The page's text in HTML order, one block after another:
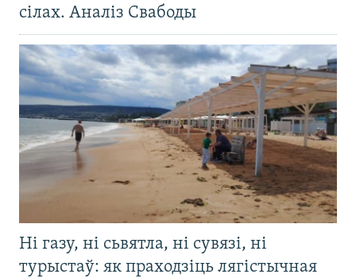
сілах. Аналіз Свабоды
Ні газу, ні сьвятла, ні сувязі, ні
турыстаў: як праходзіць лягістычная